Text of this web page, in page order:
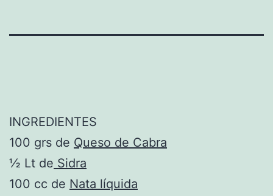
INGREDIENTES
100 grs de Queso de Cabra
½ Lt de Sidra
100 cc de Nata líquida